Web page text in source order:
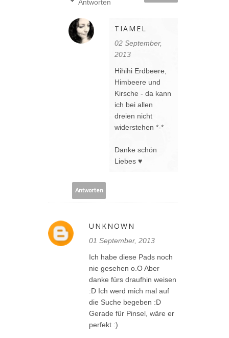
Antworten
TIAMEL
02 September,
2013
Hihihi Erdbeere,
Himbeere und
Kirsche - da kann
ich bei allen
dreien nicht
widerstehen *-*
Danke schön
Liebes ♥
Antworten
UNKNOWN
01 September, 2013
Ich habe diese Pads noch
nie gesehen o.O Aber
danke fürs draufhin weisen
:D Ich werd mich mal auf
die Suche begeben :D
Gerade für Pinsel, wäre er
perfekt :)